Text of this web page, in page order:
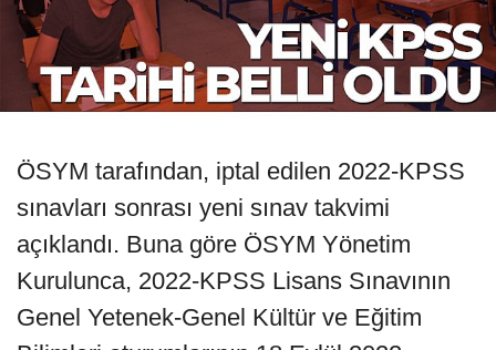
ÖSYM tarafından, iptal edilen 2022-KPSS
sınavları sonrası yeni sınav takvimi
açıklandı. Buna göre ÖSYM Yönetim
Kurulunca, 2022-KPSS Lisans Sınavının
Genel Yetenek-Genel Kültür ve Eğitim